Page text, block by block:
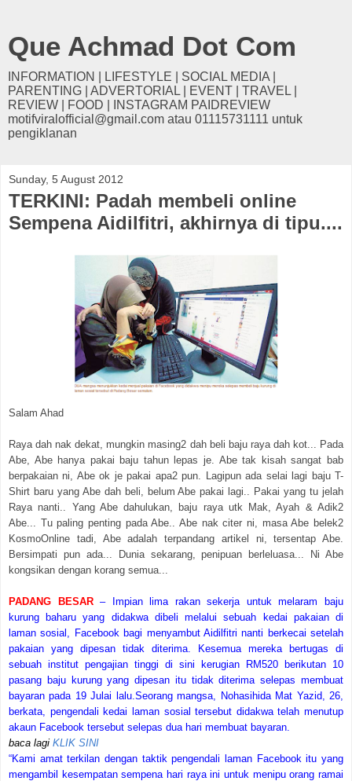
Que Achmad Dot Com
INFORMATION | LIFESTYLE | SOCIAL MEDIA |
PARENTING | ADVERTORIAL | EVENT | TRAVEL |
REVIEW | FOOD | INSTAGRAM PAIDREVIEW
motifviralofficial@gmail.com atau 01115731111 untuk
pengiklanan
Sunday, 5 August 2012
TERKINI: Padah membeli online
Sempena Aidilfitri, akhirnya di tipu....
Salam Ahad
Raya dah nak dekat, mungkin masing2 dah beli baju raya dah kot... Pada
Abe, Abe hanya pakai baju tahun lepas je. Abe tak kisah sangat bab
berpakaian ni, Abe ok je pakai apa2 pun. Lagipun ada selai lagi baju T-
Shirt baru yang Abe dah beli, belum Abe pakai lagi.. Pakai yang tu jelah
Raya nanti.. Yang Abe dahulukan, baju raya utk Mak, Ayah & Adik2
Abe... Tupaling penting padaAbe ..Abe nak citer ni, masa Abe belek2
KosmoOnline tadi, Abe adalah terpandang artikel ni, tersentap Abe.
Bersimpati pun ada... Dunia sekarang, penipuan berleluasa... Ni Abe
kongsikan dengan korang semua...
PADANG BESAR– Impian lima rakan sekerja untuk melaram baju
kurung baharu yang didakwa dibeli melalui sebuah kedai pakaian di
laman sosial, Facebook bagi menyambut Aidilfitri nanti berkecai setelah
pakaian yang dipesan tidak diterima.
Kesemua mereka bertugas di
sebuah institut pengajian tinggi di sini kerugian RM520 berikutan 10
pasang baju kurung yang dipesan itu tidak diterima selepas membuat
bayaran pada 19 Julai lalu.Seorang mangsa, Nohasihida Mat Yazid, 26,
berkata, pengendali kedai laman sosial tersebut didakwa telah menutup
akaun Facebook tersebut selepas dua hari membuat bayaran.
baca lagi KLIK SINI
“Kami amat terkilan dengan taktik pengendali laman Facebook itu yang
mengambil kesempatan sempena hari raya ini untuk menipu orang ramai